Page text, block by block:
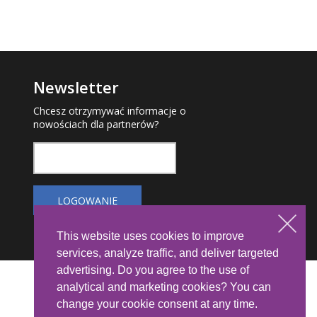
This website uses cookies to improve
services, analyze traffic, and deliver targeted
advertising. Do you agree to the use of
analytical and marketing cookies? You can
change your cookie consent at any time.
Newsletter
Chcesz otrzymywać informacje o
nowościach dla partnerów?